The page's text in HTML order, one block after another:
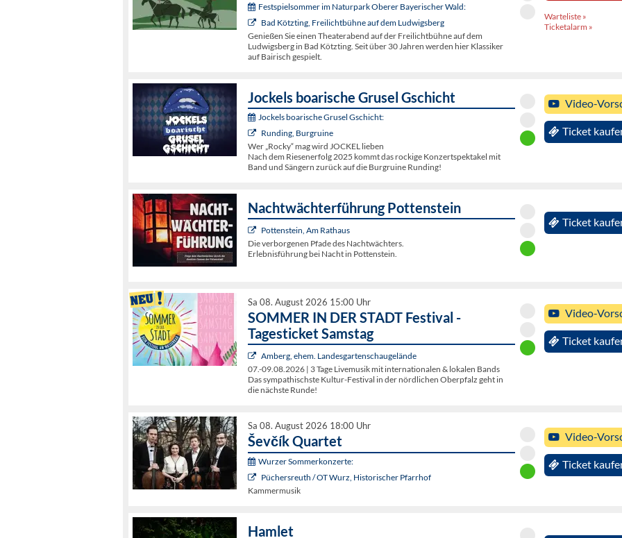
Festspielsommer im Naturpark Oberer Bayerischer Wald:
Bad Kötzting, Freilichtbühne auf dem Ludwigsberg
Genießen Sie einen Theaterabend auf der Freilichtbühne auf dem
Ludwigsberg in Bad Kötzting. Seit über 30 Jahren werden hier Klassiker
auf Bairisch gespielt.
Warteliste »
Ticketalarm »
Jockels boarische Grusel Gschicht
Jockels boarische Grusel Gschicht:
Runding, Burgruine
Wer „Rocky“ mag wird JOCKEL lieben
Nach dem Riesenerfolg 2025 kommt das rockige Konzertspektakel mit
Band und Sängern zurück auf die Burgruine Runding!
Video-
Ticket
Nachtwächterführung Pottenstein
Pottenstein, Am Rathaus
Die verborgenen Pfade des Nachtwächters.
Erlebnisführung bei Nacht in Pottenstein.
Ticket
Sa 08. August 2026 15:00 Uhr
SOMMER IN DER STADT Festival -
Tagesticket Samstag
Amberg, ehem. Landesgartenschaugelände
07.-09.08.2026 | 3 Tage Livemusik mit internationalen & lokalen Bands
Das sympathischste Kultur-Festival in der nördlichen Oberpfalz geht in
die nächste Runde!
Video-
Ticket
Sa 08. August 2026 18:00 Uhr
Ševčík Quartet
Wurzer Sommerkonzerte:
Püchersreuth / OT Wurz, Historischer Pfarrhof
Kammermusik
Video-
Ticket
Hamlet